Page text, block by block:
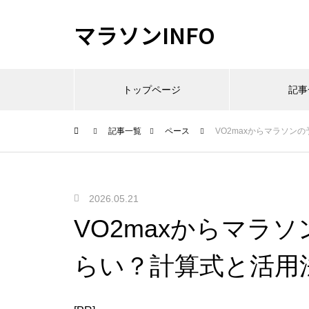
マラソンINFO
トップページ 記
記事一覧 ペース VO2maxからマラソンの
2026.05.21
VO2maxからマラソ
らい？計算式と活用